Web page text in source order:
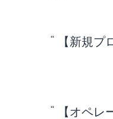
【新規プ
【オペ